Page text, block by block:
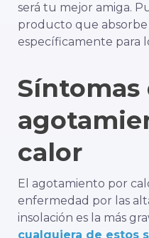
será tu mejor amiga.
producto que
específicamente para
Síntomas
calor
El agotamiento por
enfermedad por las
insolación es la más
cualquiera de estos